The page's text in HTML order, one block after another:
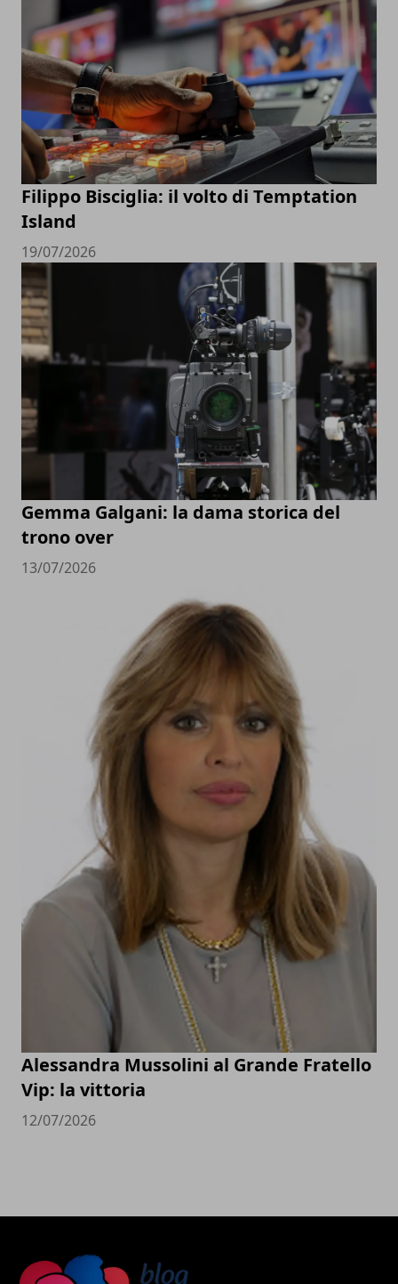
Filippo Bisciglia: il volto di Temptation
Island
19/07/2026
Gemma Galgani: la dama storica del
trono over
13/07/2026
Alessandra Mussolini al Grande Fratello
Vip: la vittoria
12/07/2026